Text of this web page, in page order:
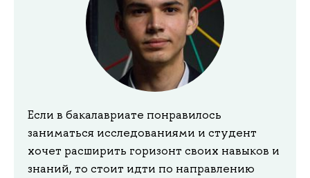
Если в бакалавриате понравилось
заниматься исследованиями и студент
хочет расширить горизонт своих навыков и
знаний, то стоит идти по направлению